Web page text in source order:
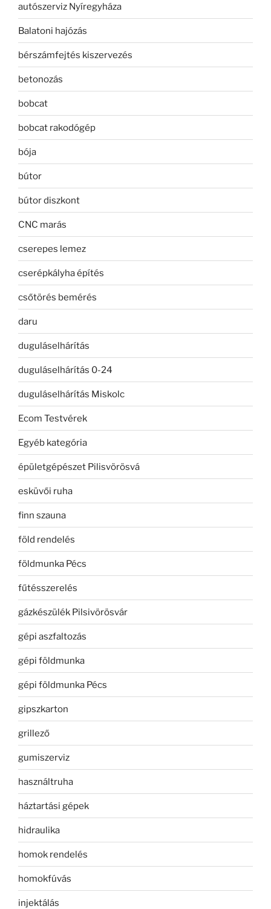
autószerviz Nyíregyháza
Balatoni hajózás
bérszámfejtés kiszervezés
betonozás
bobcat
bobcat rakodógép
bója
bútor
bútor diszkont
CNC marás
cserepes lemez
cserépkályha építés
csőtörés bemérés
daru
duguláselhárítás
duguláselhárítás 0-24
duguláselhárítás Miskolc
Ecom Testvérek
Egyéb kategória
épületgépészet Pilisvörösvá
esküvői ruha
finn szauna
föld rendelés
földmunka Pécs
fűtésszerelés
gázkészülék Pilsivörösvár
gépi aszfaltozás
gépi földmunka
gépi földmunka Pécs
gipszkarton
grillező
gumiszerviz
használtruha
háztartási gépek
hidraulika
homok rendelés
homokfúvás
injektálás